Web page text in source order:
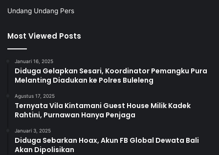
Undang Undang Pers
Most Viewed Posts
Januari 16, 2025
Diduga Gelapkan Sesari, Koordinator Pemangku Pura
Melanting Diadukan ke Polres Buleleng
Agustus 17, 2025
Ternyata Vila Kintamani Guest House Milik Kadek
Rahtini, Purnawan Hanya Penjaga
Januari 3, 2025
Diduga Sebarkan Hoax, Akun FB Global Dewata Bali
Akan Dipolisikan